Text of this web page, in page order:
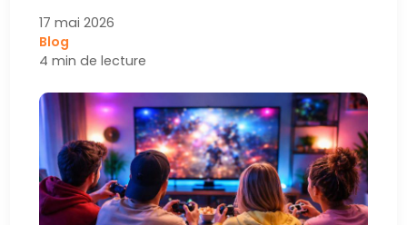
17 mai 2026
Blog
4 min de lecture